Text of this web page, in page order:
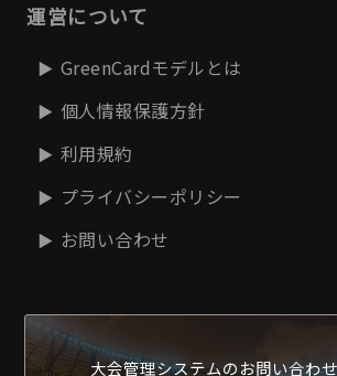
運営について
GreenCardモデルとは
個人情報保護方針
利用規約
プライバシーポリシー
お問い合わせ
大会管理システムのお問い合わ